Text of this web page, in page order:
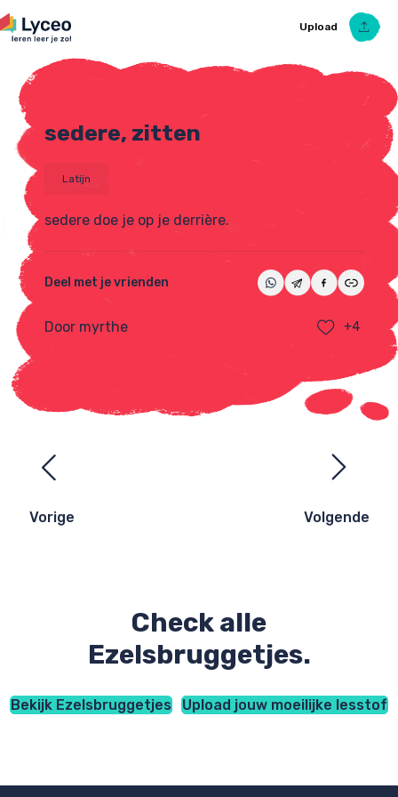
Upload
Upload Ezelsbruggetje
sedere, zitten
Latijn
sedere doe je op je derrière.
Deel met je vrienden
Door myrthe +4
Ezelsbruggetjes
navigatie
Vorige Volgende
Check alle
Ezelsbruggetjes.
Bekijk Ezelsbruggetjes Upload jouw moeilijke lesstof